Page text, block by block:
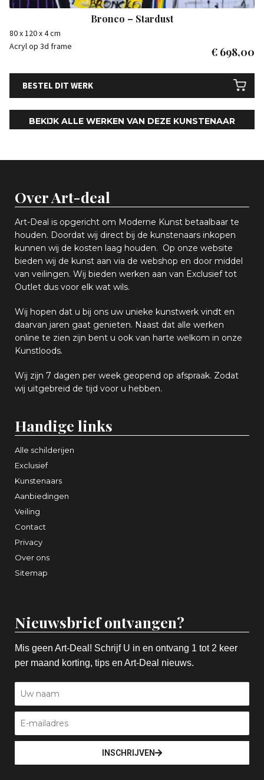
Bronco – Stardust
80 x 120 x 4 cm
Acryl op 3d frame
€ 698,00
BESTEL DIT WERK
BEKIJK ALLE WERKEN VAN DEZE KUNSTENAAR
Over Art-deal
Art-Deal is opgericht om Moderne Kunst betaalbaar te
houden. Doordat wij direct bij de kunstenaars inkopen
kunnen wij de kosten laag houden. Op onze website
bieden wij de kunst aan via de webshop en door middel
van veilingen. Wij bieden werken aan van Exclusief tot
Outlet dus voor elk wat wils.
Wij hopen dat u bij ons uw unieke kunstwerk vindt en
daarvan jaren gaat genieten. Naast dat alle werken
online te zien zijn bent u ook van harte welkom in onze
Kunstloods.
Wij zijn 7 dagen per week geopend op afspraak. Zodat
wij uitgebreid de tijd voor u hebben.
Handige links
Alle schilderijen
Exclusief
Kunstenaars
Aanbiedingen
Veiling
Contact
Privacy
Over ons
Sitemap
Nieuwsbrief ontvangen?
Mis geen Art-Deal! Schrijf U in en ontvang 1 tot 2 keer
per maand korting, tips en Art-Deal nieuws.
INSCHRIJVEN